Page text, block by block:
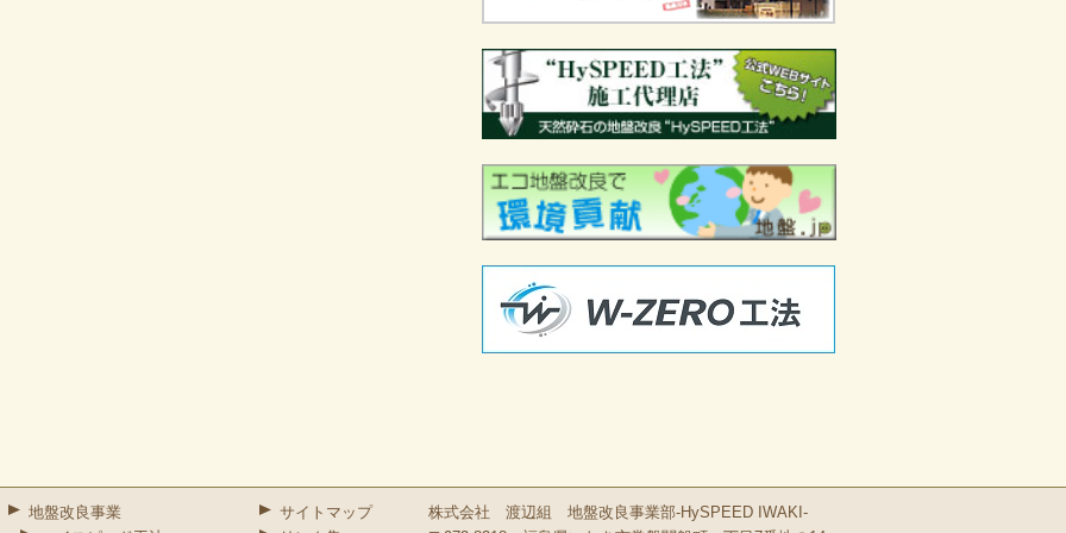
地盤改良事業
サイトマップ
株式会社 渡辺組 地盤改良事業部-HySPEED IWAKI-